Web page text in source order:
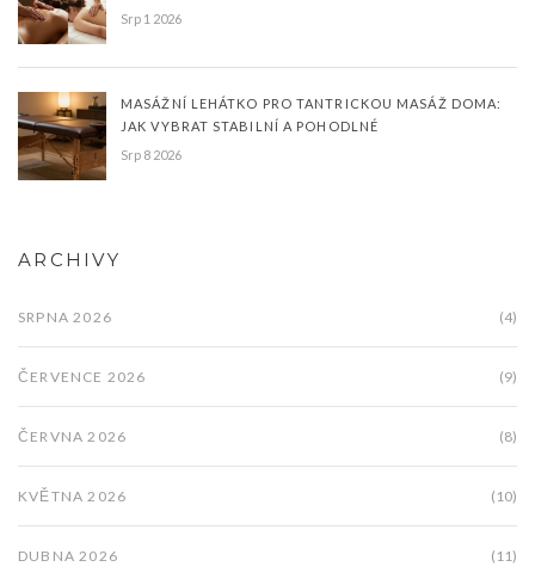
Srp 1 2026
MASÁŽNÍ LEHÁTKO PRO TANTRICKOU MASÁŽ DOMA:
JAK VYBRAT STABILNÍ A POHODLNÉ
Srp 8 2026
ARCHIVY
SRPNA 2026 (4)
ČERVENCE 2026 (9)
ČERVNA 2026 (8)
KVĚTNA 2026 (10)
DUBNA 2026 (11)